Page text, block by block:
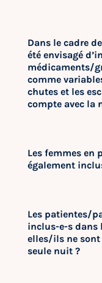
Dans le cadre
été envisagé
médicaments/
comme
chutes et les
compte avec la
Les femmes en
également
Les patientes/
inclus-e-s dans
elles/ils ne sont
seule nuit ?